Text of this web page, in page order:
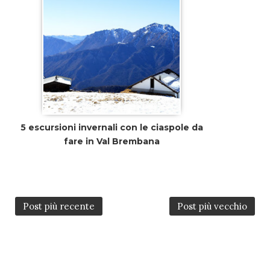
5 escursioni invernali con le ciaspole da
fare in Val Brembana
Post più recente Post più vecchio